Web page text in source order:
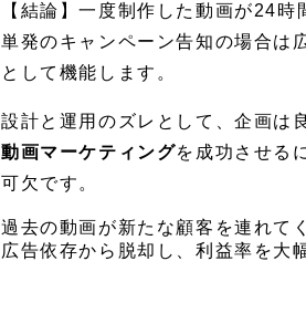
【結論】一度制作した動画が24
単発のキャンペーン告知の場合は
として機能します。
設計と運用のズレとして、企画は
動画マーケティングを成功させる
可欠です。
過去の動画が新たな顧客を連れて
広告依存から脱却し、利益率を大